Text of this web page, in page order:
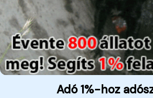
Adó 1%-hoz